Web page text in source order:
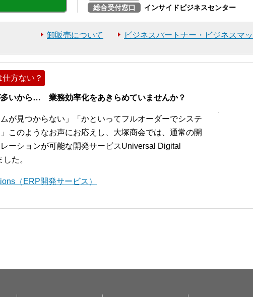
総合受付窓口
インサイドビジネスセンター
卸販売について ビジネスパートナー・ビジネスマ
方ない？
いから… 業務効率化をあきらめていませんか？
が見つからない」「かといってフルオーダーでシステ
このようなお声にお応えし、大塚商会では、通常の開
ーションが可能な開発サービスUniversal Digital
た。
（ERP開発サービス）